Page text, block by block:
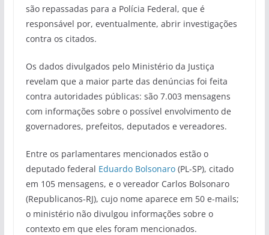
são repassadas para a Polícia Federal, que é
responsável por, eventualmente, abrir investigações
contra os citados.
Os dados divulgados pelo Ministério da Justiça
revelam que a maior parte das denúncias foi feita
contra autoridades públicas: são 7.003 mensagens
com informações sobre o possível envolvimento de
governadores, prefeitos, deputados e vereadores.
Entre os parlamentares mencionados estão o
deputado federal Eduardo Bolsonaro(PL-SP), citado
em 105 mensagens, e o vereador Carlos Bolsonaro
(Republicanos-RJ), cujo nome aparece em 50 e-mails;
o ministério não divulgou informações sobre o
contexto em que eles foram mencionados.